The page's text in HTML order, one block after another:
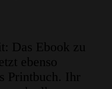
Das Ebook zu
ebenso
Printbuch. Ihr